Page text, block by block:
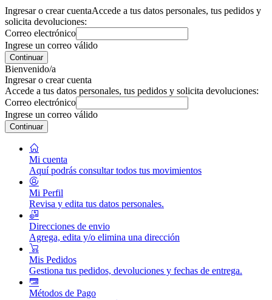
Ingresar o crear cuentaAccede a tus datos personales, tus pedidos y
solicita devoluciones:
Correo electrónico
Ingrese un correo válido
Continuar
Bienvenido/a
Ingresar o crear cuenta
Accede a tus datos personales, tus pedidos y solicita devoluciones:
Correo electrónico
Ingrese un correo válido
Continuar
Mi cuenta
Aquí podrás consultar todos tus movimientos
Mi Perfil
Revisa y edita tus datos personales.
Direcciones de envio
Agrega, edita y/o elimina una dirección
Mis Pedidos
Gestiona tus pedidos, devoluciones y fechas de entrega.
Métodos de Pago